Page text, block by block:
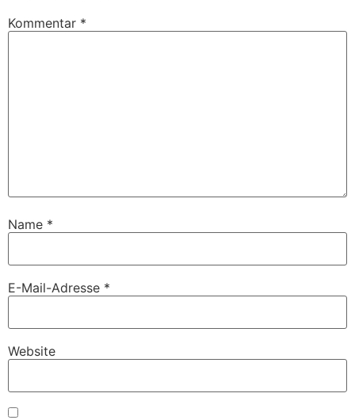
Kommentar *
Name *
E-Mail-Adresse *
Website